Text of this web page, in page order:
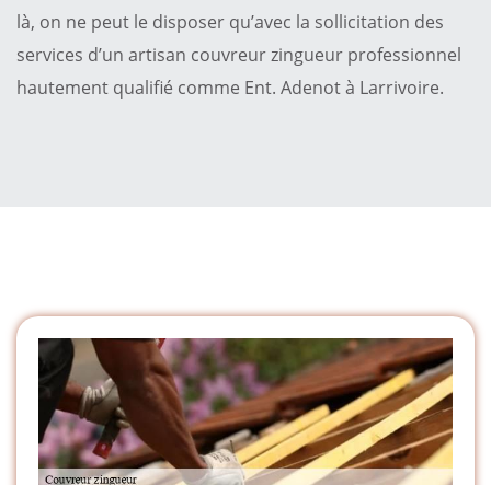
là, on ne peut le disposer qu’avec la sollicitation des
services d’un artisan couvreur zingueur professionnel
hautement qualifié comme Ent. Adenot à Larrivoire.